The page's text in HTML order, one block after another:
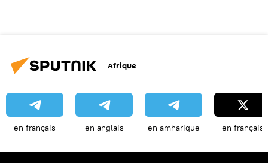
Afrique
en français en anglais en amharique en français